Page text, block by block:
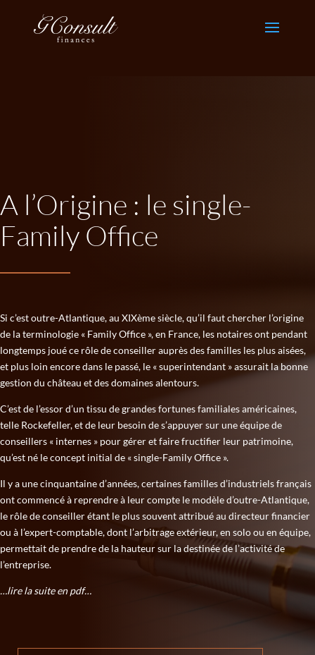
A l’Origine : le single-
Family Office
Si c’est outre-Atlantique, au XIXème siècle, qu’il faut chercher l’origine
de la terminologie « Family Office », en France, les notaires ont pendant
longtemps joué ce rôle de conseiller auprès des familles les plus aisées,
et plus loin encore dans le passé, le « superintendant » assurait la bonne
gestion du château et des domaines alentours.
C’est de l’essor d’un tissu de grandes fortunes familiales américaines,
telle Rockefeller, et de leur besoin de s’appuyer sur une équipe de
conseillers « internes » pour gérer et faire fructifier leur patrimoine,
qu’est né le concept initial de « single-Family Office ».
Il y a une cinquantaine d’années, certaines familles d’industriels français
ont commencé à reprendre à leur compte le modèle d’outre-Atlantique,
le rôle de conseiller étant le plus souvent attribué au directeur financier
ou à l’expert-comptable, dont l’arbitrage extérieur, en solo ou en équipe,
permettait de prendre de la hauteur sur la destinée de l’activité de
l’entreprise.
…lire la suite en pdf…